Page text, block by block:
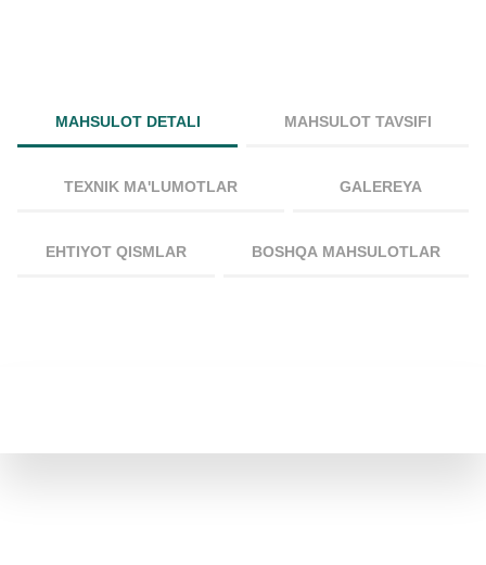
MAHSULOT DETALI MAHSULOT TAVSIFI
TEXNIK MA'LUMOTLAR GALEREYA
EHTIYOT QISMLAR BOSHQA MAHSULOTLAR